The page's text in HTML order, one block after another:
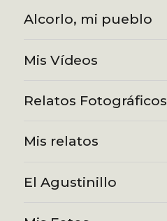
Alcorlo, mi pueblo
Mis Vídeos
Relatos Fotográficos
Mis relatos
El Agustinillo